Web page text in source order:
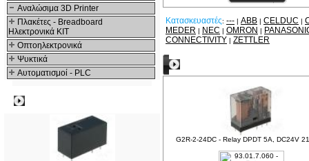
Αναλώσιμα 3D Printer
Πλακέτες - Breadboard
Ηλεκτρονικά ΚΙΤ
Οπτοηλεκτρονικά
Ψυκτικά
Αυτοματισμοί - PLC
Κατασκευαστές: --- | ABB | CELDUC |
MEDER | NEC | OMRON |
CONNECTIVITY | ZETTLER
G2R-2-24DC - Relay DPDT 5A, DC24V